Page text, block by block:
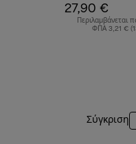
27,90 €
Περιλαμβάνεται
ΦΠΑ 3,21 €
Σύγκριση